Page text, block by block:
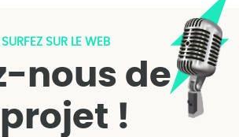
SUR LE WEB
nous de
!